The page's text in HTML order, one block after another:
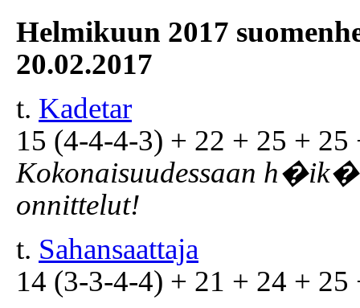
Helmikuun 2017
20.02.2017
t. Kadetar
15 (4-4-4-3) + 22 + 25 +
Kokonaisuudessaan
onnittelut!
t. Sahansaattaja
14 (3-3-4-4) + 21 + 24 +